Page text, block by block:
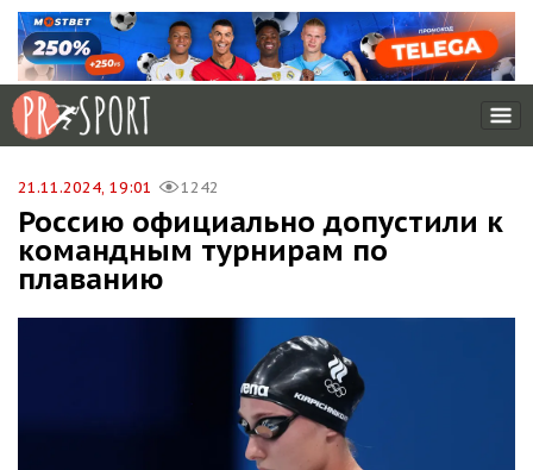
21.11.2024, 19:01 1242
Россию официально допустили к
командным турнирам по
плаванию